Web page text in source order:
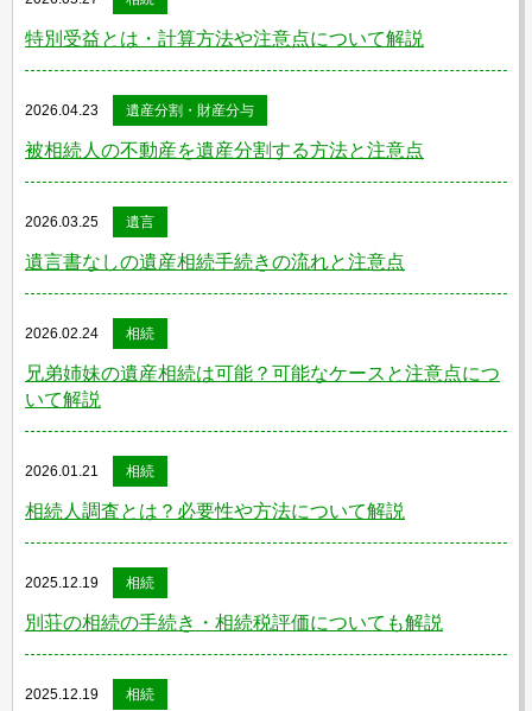
特別受益とは・計算方法や注意点について解説
2026.04.23 遺産分割・財産分与
被相続人の不動産を遺産分割する方法と注意点
2026.03.25 遺言
遺言書なしの遺産相続手続きの流れと注意点
2026.02.24 相続
兄弟姉妹の遺産相続は可能？可能なケースと注意点につ
いて解説
2026.01.21 相続
相続人調査とは？必要性や方法について解説
2025.12.19 相続
別荘の相続の手続き・相続税評価についても解説
2025.12.19 相続